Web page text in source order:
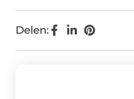
Delen: